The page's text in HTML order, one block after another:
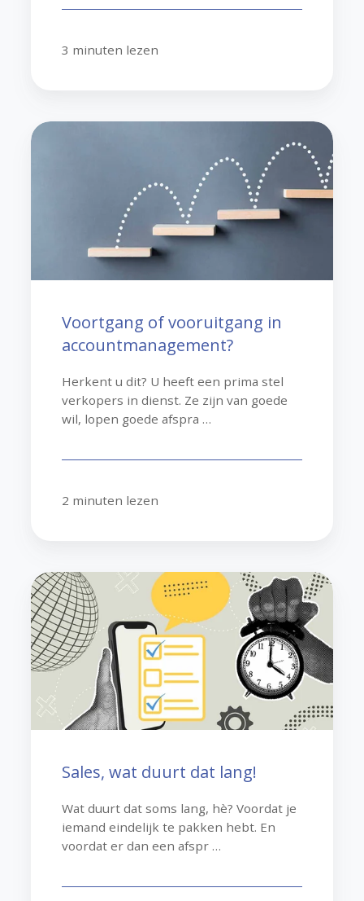
3 minuten lezen
Voortgang
accountmanagement?
Voortgang of vooruitgang in
accountmanagement?
Herkent u dit? U heeft een prima stel
verkopers in dienst. Ze zijn van goede
wil, lopen goede afspra …
2 minuten lezen
Sales,
wat
duurt
dat
lang!
Sales, wat duurt dat lang!
Wat duurt dat soms lang, hè? Voordat je
iemand eindelijk te pakken hebt. En
voordat er dan een afspr …